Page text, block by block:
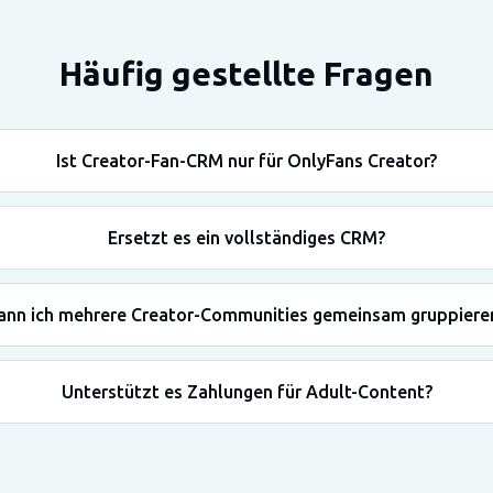
Häufig gestellte Fragen
Ist Creator-Fan-CRM nur für OnlyFans Creator?
Ersetzt es ein vollständiges CRM?
ich mehrere Creator-Communities gemeinsam
Unterstützt es Zahlungen für Adult-Content?